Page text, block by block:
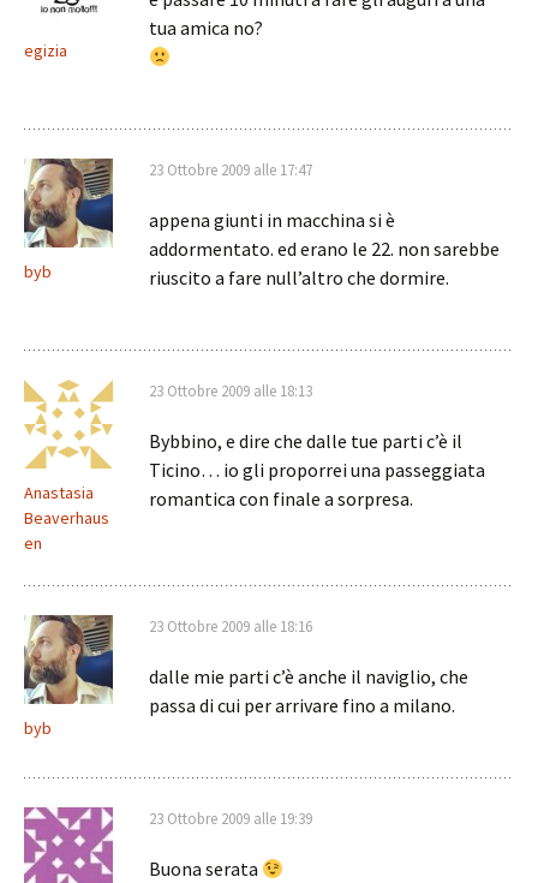
egizia
tua amica no?
byb
23 Ottobre 2009 alle 17:47
appena giunti in macchina si è
addormentato. ed erano le 22. non sarebbe
riuscito a fare null’altro che dormire.
Anastasia
Beaverhaus
en
23 Ottobre 2009 alle 18:13
Bybbino, e dire che dalle tue parti c’è il
Ticino… io gli proporrei una passeggiata
romantica con finale a sorpresa.
byb
23 Ottobre 2009 alle 18:16
dalle mie parti c’è anche il naviglio, che
passa di cui per arrivare fino a milano.
23 Ottobre 2009 alle 19:39
Buona serata